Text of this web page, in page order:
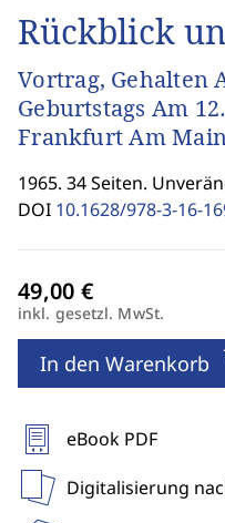
Rückblick
Vortrag, Gehalten
Geburtstags Am
Frankfurt Am
1965. 34 Seiten.
DOI 10.1628/978-3-16-
inkl. gesetzl. MwSt.
In den Warenkorb
eBook PDF
Digitalisierung